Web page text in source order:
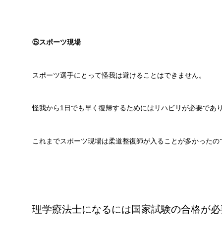
⑤スポーツ現場
スポーツ選手にとって怪我は避けることはできません。
怪我から1日でも早く復帰するためにはリハビリが必要であ
これまでスポーツ現場は柔道整復師が入ることが多かった
理学療法士になるには国家試験の合格が